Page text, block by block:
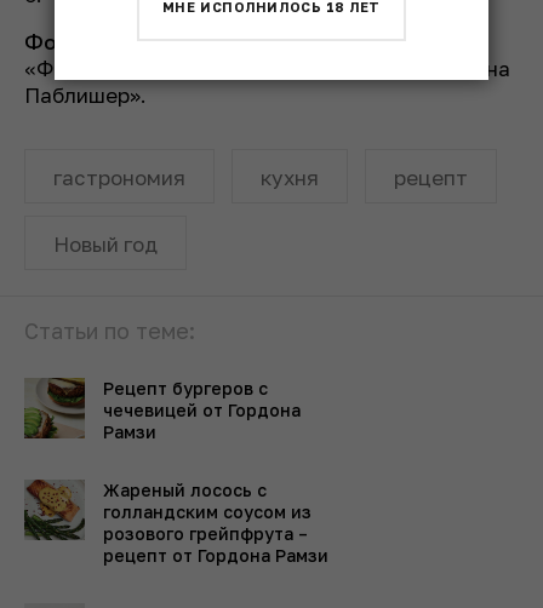
Фото на обложкеиз книги Ольги Карповой
«Фермерский обед». © Издательство «Альпина
Паблишер».
гастрономия кухня рецепт
Новый год
Статьи по теме:
Рецепт бургеров с
чечевицей от Гордона
Рамзи
Жареный лосось с
голландским соусом из
розового грейпфрута –
рецепт от Гордона Рамзи
МНЕ ИСПОЛНИЛОСЬ 18 ЛЕТ